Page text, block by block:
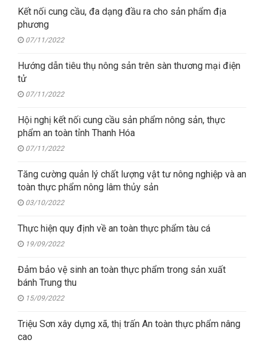
Kết nối cung cầu, đa dạng đầu ra cho sản phẩm địa
phương
07/11/2022
Hướng dẫn tiêu thụ nông sản trên sàn thương mại điện
tử
07/11/2022
Hội nghị kết nối cung cầu sản phẩm nông sản, thực
phẩm an toàn tỉnh Thanh Hóa
07/11/2022
Tăng cường quản lý chất lượng vật tư nông nghiệp và an
toàn thực phẩm nông lâm thủy sản
03/10/2022
Thực hiện quy định về an toàn thực phẩm tàu cá
19/09/2022
Đảm bảo vệ sinh an toàn thực phẩm trong sản xuất
bánh Trung thu
15/09/2022
Triệu Sơn xây dựng xã, thị trấn An toàn thực phẩm nâng
cao